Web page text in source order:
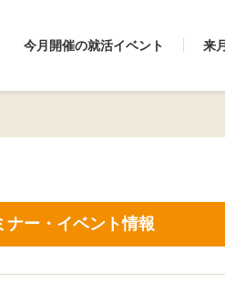
今月開催の就活イベント 来
ナー・イベント情報